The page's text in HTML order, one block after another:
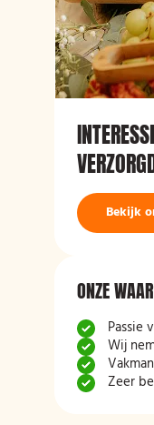
Bekijk
ONZE
Passie
Wij
Zeer